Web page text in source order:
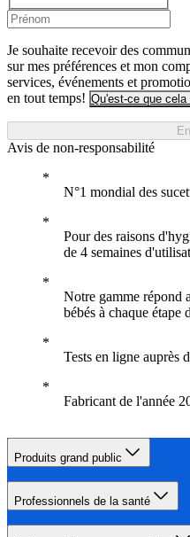
Je souhaite recevoir des
sur mes préférences et mon
services, événements et
en tout temps! Qu'est-ce que cela
Avis de non-responsabilité
N°1 mondial des
Pour des raisons
de 4 semaines
Notre gamme répond
bébés à chaque étape
Tests en ligne auprès
Fabricant de l'année
Produits grand public
Professionnels de la santé